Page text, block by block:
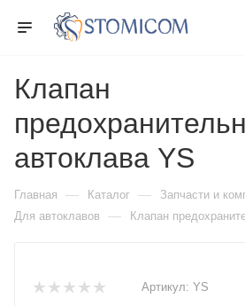
Клапан
автоклава YS
Главная — Каталог — Запчасти и
Для автоклавов — Клапан
Артикул: YS